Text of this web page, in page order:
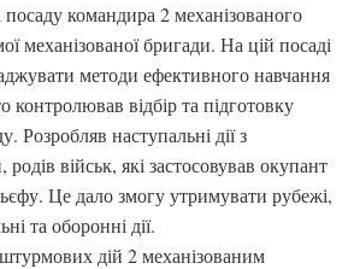
командира 2 механізованого
механізованої бригади. На цій посаді
методи ефективного навчання
контролював відбір та підготовку
Розробляв наступальні дії з
військ, які застосовував окупант
Це дало змогу утримувати рубежі,
та оборонні дії.
дій 2 механізованим